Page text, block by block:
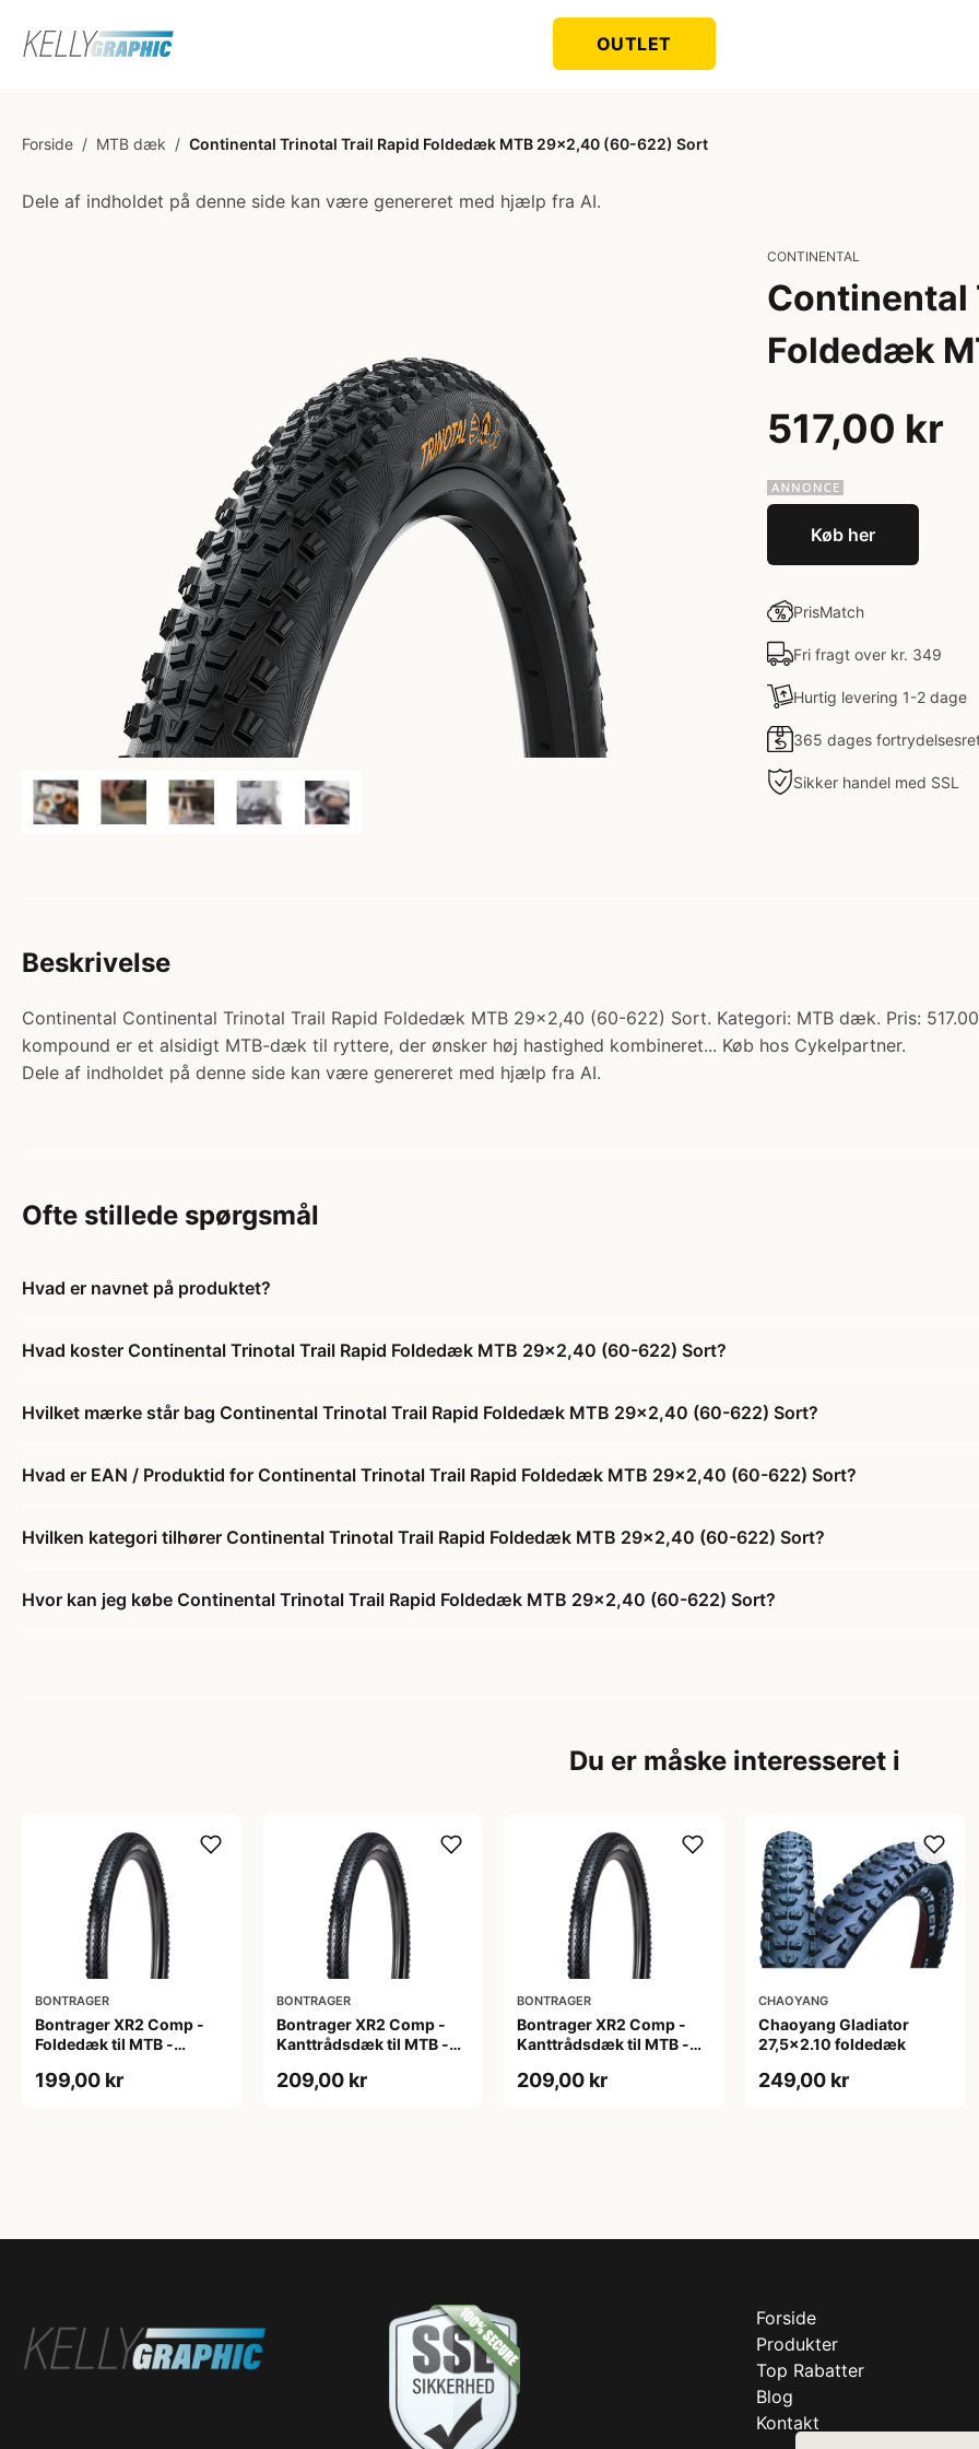
OUTLET
Forside / MTB dæk / Continental Trinotal Trail Rapid Foldedæk MTB 29x2,40 (60-622) Sort
Dele af indholdet på denne side kan være genereret med hjælp fra AI.
CONTINENTAL
Continental
Foldedæk
517,00 kr
Køb her
PrisMatch
Fri fragt over kr. 349
Hurtig levering 1-2 dage
365 dages
Sikker handel med SSL
Beskrivelse
Continental Continental Trinotal Trail Rapid Foldedæk MTB 29x2,40 (60-622) Sort. Kategori: MTB dæk. Pris:
kompound er et alsidigt MTB-dæk til ryttere, der ønsker høj hastighed kombineret... Køb hos Cykelpartner.
Dele af indholdet på denne side kan være genereret med hjælp fra AI.
Ofte stillede spørgsmål
Hvad er navnet på produktet?
Hvad koster Continental Trinotal Trail Rapid Foldedæk MTB 29x2,40 (60-622) Sort?
Hvilket mærke står bag Continental Trinotal Trail Rapid Foldedæk MTB 29x2,40 (60-622) Sort?
Hvad er EAN / Produktid for Continental Trinotal Trail Rapid Foldedæk MTB 29x2,40 (60-622) Sort?
Hvilken kategori tilhører Continental Trinotal Trail Rapid Foldedæk MTB 29x2,40 (60-622) Sort?
Hvor kan jeg købe Continental Trinotal Trail Rapid Foldedæk MTB 29x2,40 (60-622) Sort?
Du er måske interesseret i
BONTRAGER
Bontrager XR2 Comp -
Foldedæk til MTB -
199,00 kr
BONTRAGER
Bontrager XR2 Comp -
Kanttrådsdæk til MTB -
209,00 kr
BONTRAGER
Bontrager XR2 Comp -
Kanttrådsdæk til MTB -
209,00 kr
CHAOYANG
Chaoyang Gladiator
27,5x2.10 foldedæk
249,00 kr
Forside
Produkter
Top Rabatter
Blog
Kontakt